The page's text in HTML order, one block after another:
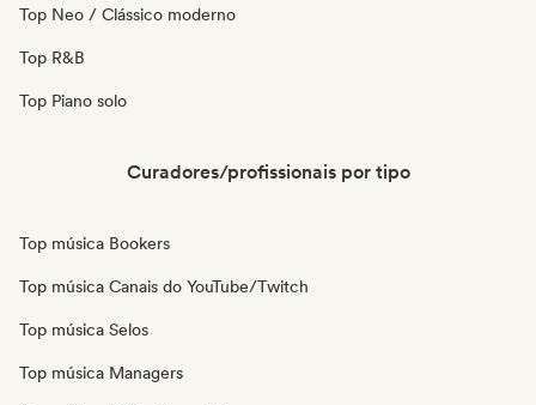
Top Neo / Clássico moderno
Top R&B
Top Piano solo
Curadores/profissionais por tipo
Top música Bookers
Top música Canais do YouTube/Twitch
Top música Selos
Top música Managers